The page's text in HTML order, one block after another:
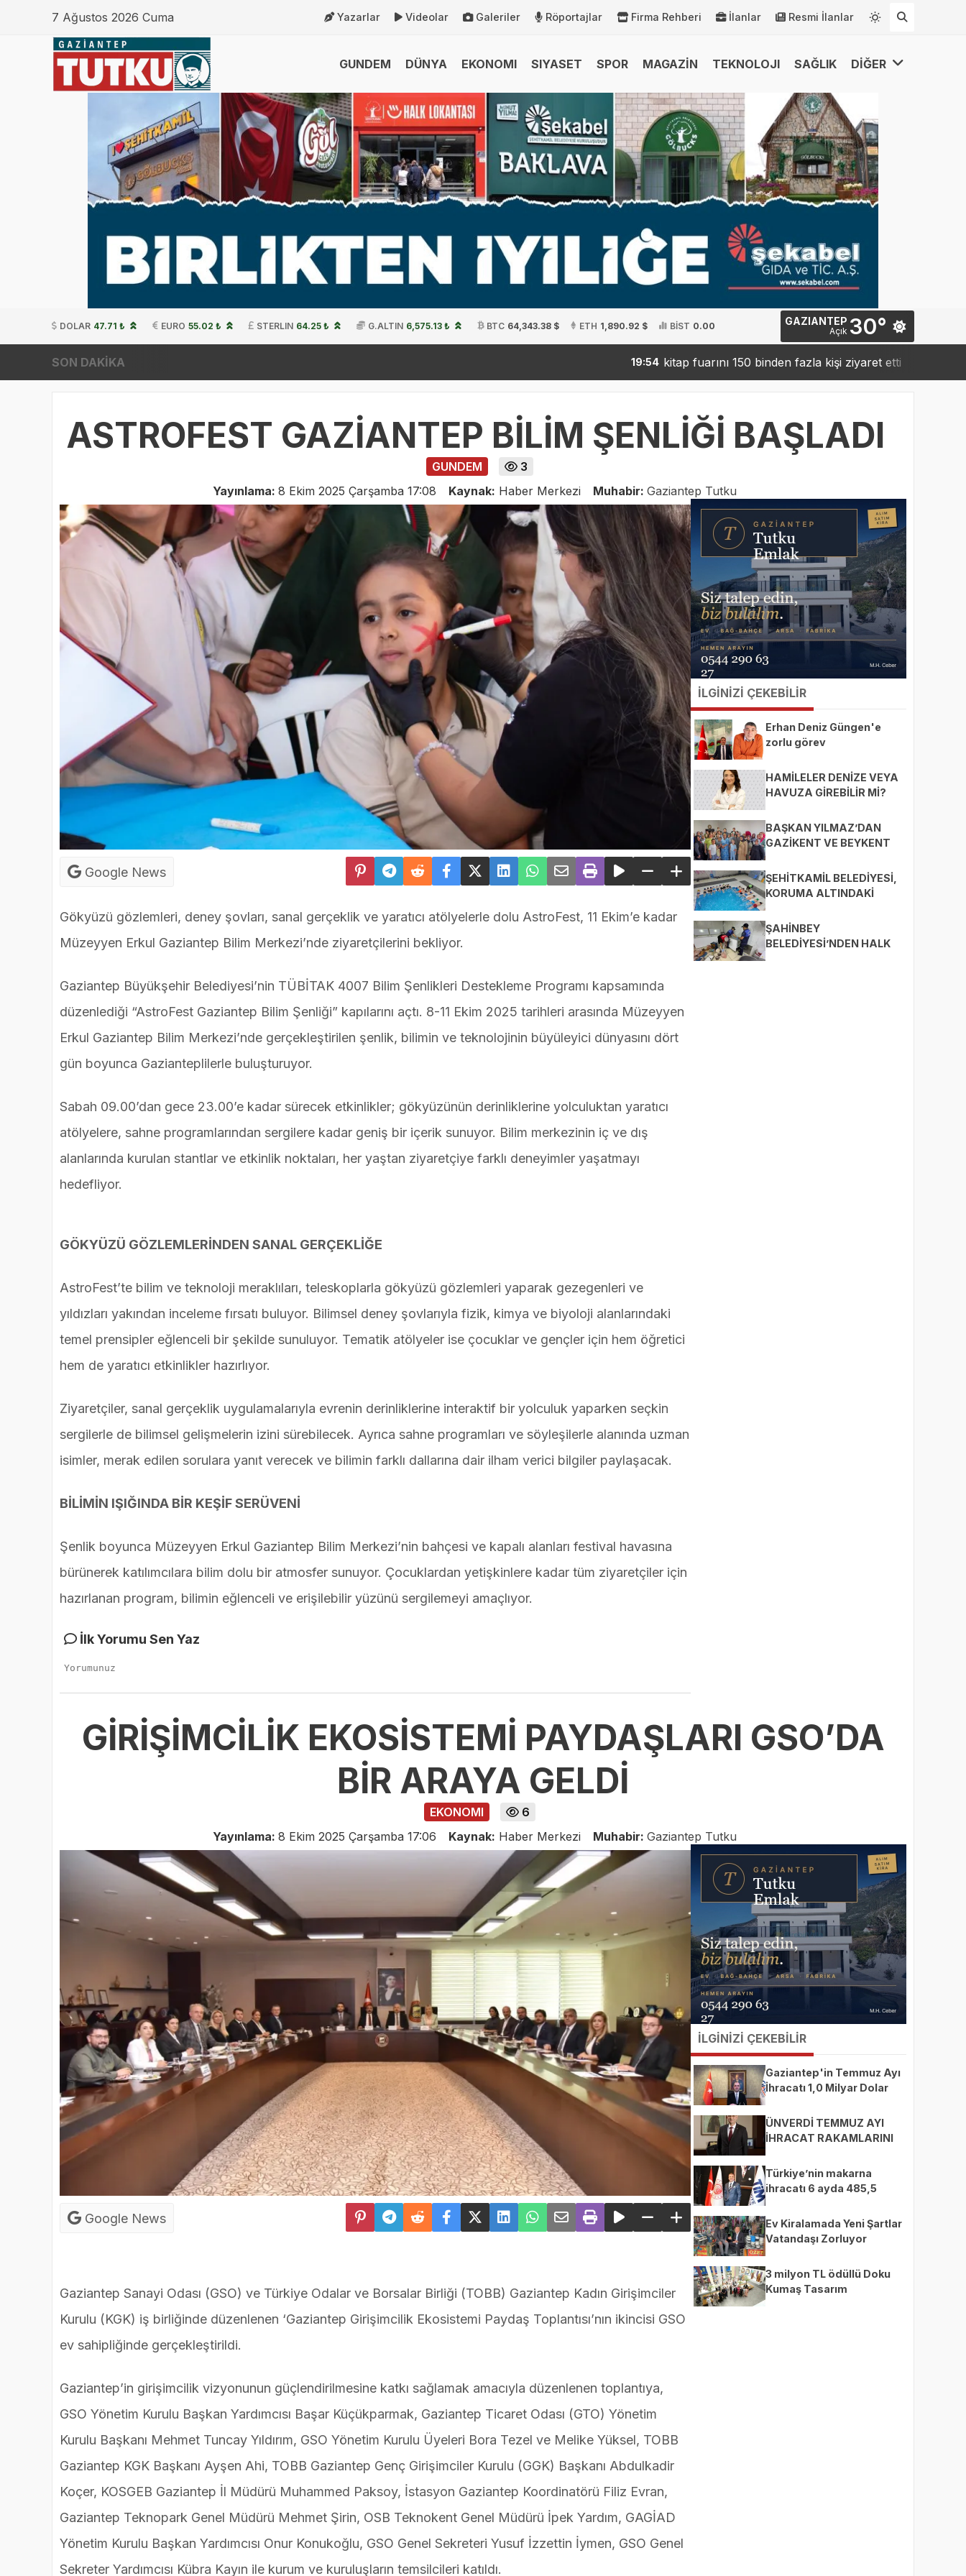
7 Ağustos 2026 Cuma Yazarlar Videolar Galeriler Röportajlar Firma Rehberi İlanlar Resmi İlanlar
GUNDEM DÜNYA EKONOMI SIYASET SPOR MAGAZİN TEKNOLOJI SAĞLIK DİĞER
DOLAR 47.71 ₺ EURO 55.02 ₺ STERLIN 64.25 ₺ G.ALTIN 6,575.13 ₺ BTC 64,343.38 $ ETH 1,890.92 $ BİST 0.00 GAZIANTEP
Açık 30°
SON DAKİKA kitap fuarını 150 binden fazla kişi ziyaret etti 19:42 Sanko’dan
ASTROFEST GAZİANTEP BİLİM ŞENLİĞİ BAŞLADI
GUNDEM
3
Yayınlama: 8 Ekim 2025 Çarşamba 17:08 Kaynak: Haber Merkezi Muhabir: Gaziantep Tutku
Google News
Gökyüzü gözlemleri, deney şovları, sanal gerçeklik ve yaratıcı atölyelerle dolu AstroFest, 11 Ekim’e kadar
Müzeyyen Erkul Gaziantep Bilim Merkezi’nde ziyaretçilerini bekliyor.
Gaziantep Büyükşehir Belediyesi’nin TÜBİTAK 4007 Bilim Şenlikleri Destekleme Programı kapsamında
düzenlediği “AstroFest Gaziantep Bilim Şenliği” kapılarını açtı. 8-11 Ekim 2025 tarihleri arasında Müzeyyen
Erkul Gaziantep Bilim Merkezi’nde gerçekleştirilen şenlik, bilimin ve teknolojinin büyüleyici dünyasını dört
gün boyunca Gazianteplilerle buluşturuyor.
Sabah 09.00’dan gece 23.00’e kadar sürecek etkinlikler; gökyüzünün derinliklerine yolculuktan yaratıcı
atölyelere, sahne programlarından sergilere kadar geniş bir içerik sunuyor. Bilim merkezinin iç ve dış
alanlarında kurulan stantlar ve etkinlik noktaları, her yaştan ziyaretçiye farklı deneyimler yaşatmayı
hedefliyor.
GÖKYÜZÜ GÖZLEMLERİNDEN SANAL GERÇEKLİĞE
AstroFest’te bilim ve teknoloji meraklıları, teleskoplarla gökyüzü gözlemleri yaparak gezegenleri ve
yıldızları yakından inceleme fırsatı buluyor. Bilimsel deney şovlarıyla fizik, kimya ve biyoloji alanlarındaki
temel prensipler eğlenceli bir şekilde sunuluyor. Tematik atölyeler ise çocuklar ve gençler için hem öğretici
hem de yaratıcı etkinlikler hazırlıyor.
Ziyaretçiler, sanal gerçeklik uygulamalarıyla evrenin derinliklerine interaktif bir yolculuk yaparken seçkin
sergilerle de bilimsel gelişmelerin izini sürebilecek. Ayrıca sahne programları ve söyleşilerle alanında uzman
isimler, merak edilen sorulara yanıt verecek ve bilimin farklı dallarına dair ilham verici bilgiler paylaşacak.
BİLİMİN IŞIĞINDA BİR KEŞİF SERÜVENİ
Şenlik boyunca Müzeyyen Erkul Gaziantep Bilim Merkezi’nin bahçesi ve kapalı alanları festival havasına
bürünerek katılımcılara bilim dolu bir atmosfer sunuyor. Çocuklardan yetişkinlere kadar tüm ziyaretçiler için
hazırlanan program, bilimin eğlenceli ve erişilebilir yüzünü sergilemeyi amaçlıyor.
İlk Yorumu Sen Yaz
İLGİNİZİ ÇEKEBİLİR
Erhan Deniz Güngen'e
zorlu görev
HAMİLELER DENİZE VEYA
HAVUZA GİREBİLİR Mİ?
BAŞKAN YILMAZ’DAN
GAZİKENT VE BEYKENT
ŞEHİTKAMİL BELEDİYESİ,
KORUMA ALTINDAKİ
BULUŞTURUYOR
ŞAHİNBEY
BELEDİYESİ’NDEN HALK
GİRİŞİMCİLİK EKOSİSTEMİ PAYDAŞLARI GSO’DA
BİR ARAYA GELDİ
EKONOMI
6
Yayınlama: 8 Ekim 2025 Çarşamba 17:06 Kaynak: Haber Merkezi Muhabir: Gaziantep Tutku
Google News
Gaziantep Sanayi Odası (GSO) ve Türkiye Odalar ve Borsalar Birliği (TOBB) Gaziantep Kadın Girişimciler
Kurulu (KGK) iş birliğinde düzenlenen ‘Gaziantep Girişimcilik Ekosistemi Paydaş Toplantısı’nın ikincisi GSO
ev sahipliğinde gerçekleştirildi.
Gaziantep’in girişimcilik vizyonunun güçlendirilmesine katkı sağlamak amacıyla düzenlenen toplantıya,
GSO Yönetim Kurulu Başkan Yardımcısı Başar Küçükparmak, Gaziantep Ticaret Odası (GTO) Yönetim
Kurulu Başkanı Mehmet Tuncay Yıldırım, GSO Yönetim Kurulu Üyeleri Bora Tezel ve Melike Yüksel, TOBB
Gaziantep KGK Başkanı Ayşen Ahi, TOBB Gaziantep Genç Girişimciler Kurulu (GGK) Başkanı Abdulkadir
Koçer, KOSGEB Gaziantep İl Müdürü Muhammed Paksoy, İstasyon Gaziantep Koordinatörü Filiz Evran,
Gaziantep Teknopark Genel Müdürü Mehmet Şirin, OSB Teknokent Genel Müdürü İpek Yardım, GAGİAD
Yönetim Kurulu Başkan Yardımcısı Onur Konukoğlu, GSO Genel Sekreteri Yusuf İzzettin İymen, GSO Genel
Sekreter Yardımcısı Kübra Kayın ile kurum ve kuruluşların temsilcileri katıldı.
İLGİNİZİ ÇEKEBİLİR
Gaziantep'in Temmuz Ayı
İhracatı 1,0 Milyar Dolar
ÜNVERDİ TEMMUZ AYI
İHRACAT RAKAMLARINI
Türkiye’nin makarna
ihracatı 6 ayda 485,5
Ev Kiralamada Yeni Şartlar
Vatandaşı Zorluyor
3 milyon TL ödüllü Doku
Kumaş Tasarım